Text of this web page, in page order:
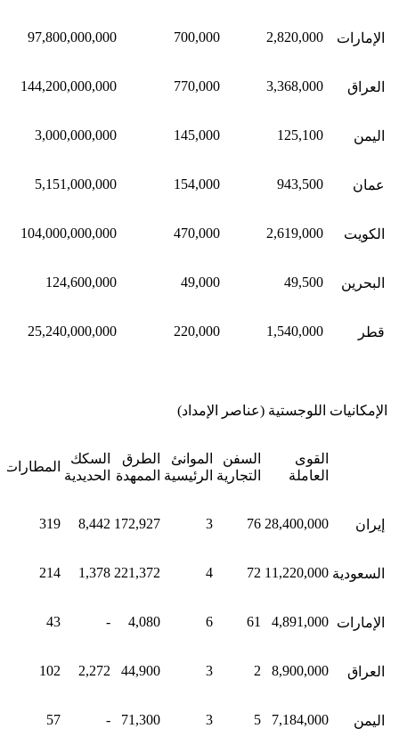
الإمارات 2,820,000
700,000
97,800,000,000
العراق 3,368,000
770,000
144,200,000,000
اليمن 125,100
145,000
3,000,000,000
عمان 943,500
154,000
5,151,000,000
الكويت 2,619,000
470,000
104,000,000,000
البحرين 49,500
49,000
124,600,000
قطر 1,540,000
220,000
25,240,000,000
الإمكانيات اللوجستية (عناصر الإمداد)
القوى
العاملة
السفن
التجارية
الموانئ
الرئيسية
الطرق
الممهدة
السكك
الحديدية
المطارات
إيران 28,400,000
76
3
172,927
8,442
319
السعودية 11,220,000
72
4
221,372
1,378
214
الإمارات 4,891,000
61
6
4,080
-
43
العراق 8,900,000
2
3
44,900
2,272
102
اليمن 7,184,000
5
3
71,300
-
57